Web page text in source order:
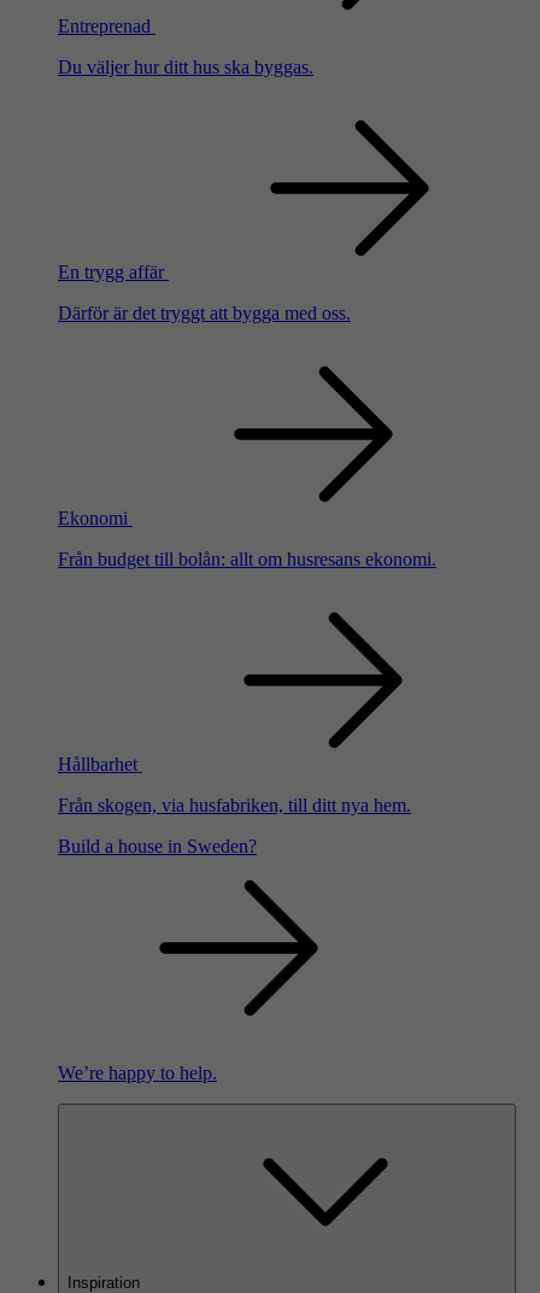
Entreprenad
Du väljer hur ditt hus ska byggas.
En trygg affär
Därför är det tryggt att bygga med oss.
Ekonomi
Från budget till bolån: allt om husresans ekonomi.
Hållbarhet
Från skogen, via husfabriken, till ditt nya hem.
Build a house in Sweden?
We’re happy to help.
Inspiration